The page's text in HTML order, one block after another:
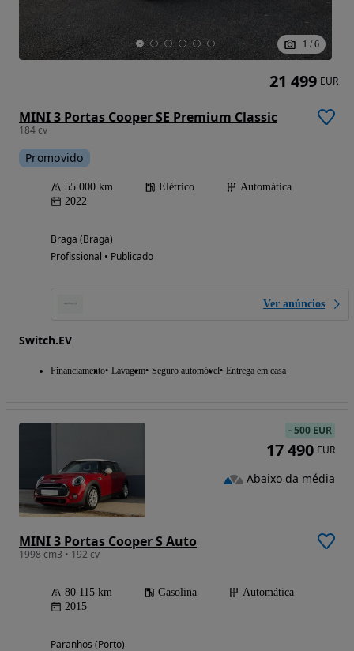
1 / 6
MINI 3 Portas Cooper SE Premium Classic
184 cv
Promovido
55 000 km Elétrico
Automática
2022
Braga (Braga)
Profissional • Publicado
Ver anúncios
Switch.EV
Financiamento Lavagem Seguro automóvel Entrega em casa
21 499 EUR
MINI 3 Portas Cooper S Auto
1998 cm3 • 192 cv
80 115 km Gasolina
Automática
2015
Paranhos (Porto)
-500 EUR
17 490 EUR
Abaixo da média